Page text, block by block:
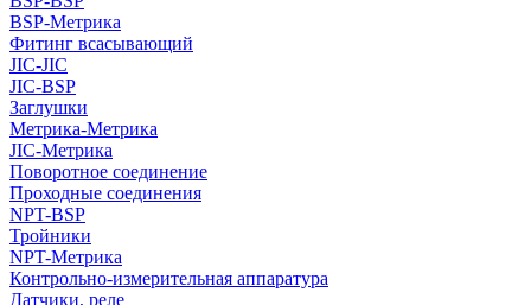
BSP-Метрика
Фитинг всасывающий
JIC-JIC
JIC-BSP
Заглушки
Метрика-Метрика
JIC-Метрика
Поворотное соединение
Проходные соединения
NPT-BSP
Тройники
NPT-Метрика
Контрольно-измерительная аппаратура
Датчики, реле